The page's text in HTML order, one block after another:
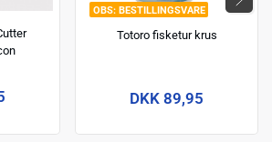
BESTILLINGSVARE
Totoro fisketur krus
DKK 89,95